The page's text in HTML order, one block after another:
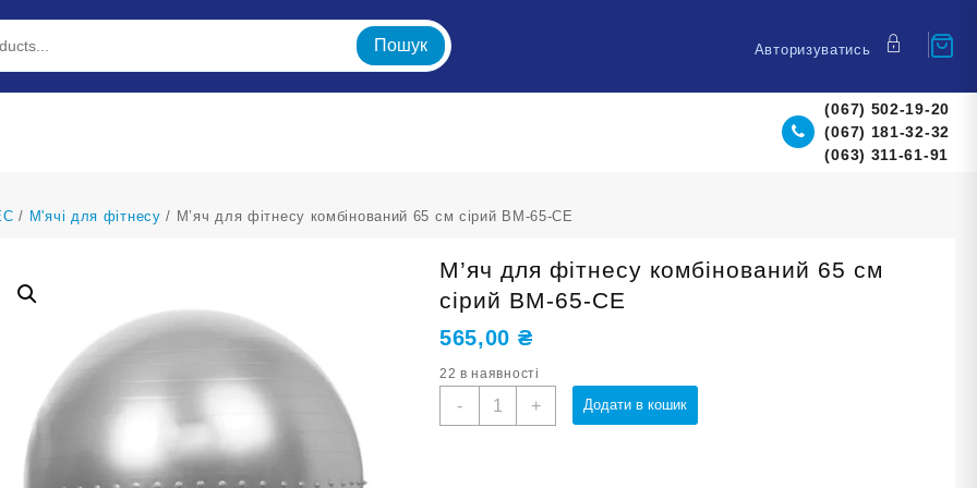
Пошук Авторизуватись
(067) 502-19-20
(067) 181-32-32
(063) 311-61-91
/ М'ячі для фітнесу / М’яч для фітнесу комбінований 65 см сірий ВМ-65-СЕ
М’яч для фітнесу комбінований 65 см
сірий ВМ-65-СЕ
565,00 ₴
22 в наявності
-
М'яч
+ Додати в кошик